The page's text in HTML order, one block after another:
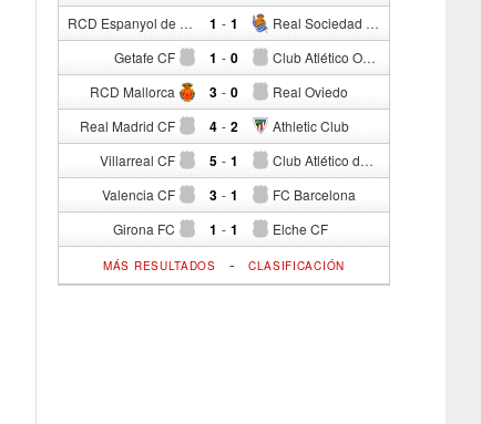
RCD Espanyol de Barcelona 1 - Real Sociedad de Fútbol
1
Getafe CF 1 - Club Atlético Osasuna
0
RCD Mallorca 3 - Real Oviedo
0
Real Madrid CF 4 - Athletic Club
2
Villarreal CF 5 - Club Atlético de Madrid
1
Valencia CF 3 - FC Barcelona
1
Girona FC 1 - Elche CF
1
MÁS RESULTADOS - CLASIFICACIÓN